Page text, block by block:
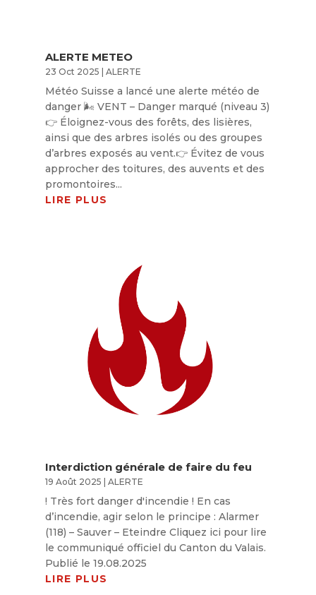
ALERTE METEO
23 Oct 2025 | ALERTE
Météo Suisse a lancé une alerte météo de
danger 🌬️ VENT – Danger marqué (niveau 3)
👉 Éloignez-vous des forêts, des lisières,
ainsi que des arbres isolés ou des groupes
d’arbres exposés au vent.👉 Évitez de vous
approcher des toitures, des auvents et des
promontoires...
LIRE PLUS
Interdiction générale de faire du feu
19 Août 2025 ALERTE
! Très fort danger d'incendie ! En cas
d’incendie, agir selon le principe : Alarmer
(118) – Sauver – Eteindre Cliquez ici pour lire
le communiqué officiel du Canton du Valais.
Publié le 19.08.2025
LIRE PLUS